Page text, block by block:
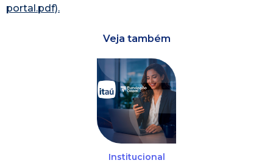
portal.pdf).
Veja também
Institucional